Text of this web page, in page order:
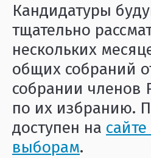
Кандидатуры
тщательно
нескольких
общих собраний
собрании членов
по их избранию.
доступен на
выборам.